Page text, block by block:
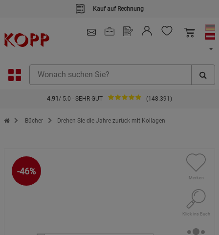
Kauf auf Rechnung
4.91 / 5.0 - SEHR GUT (148.391)
Zur Startseite des Kopp Verlag Online-Shop
Bücher Drehen Sie die Jahre zurück mit Kollagen
-46%
Merken
Klick ins Buch